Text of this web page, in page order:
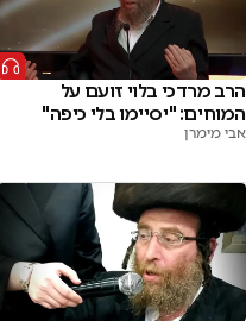
הרב מרדכי בלוי זועם על
המוחים: "יסיימו בלי כיפה"
אבי מימרן